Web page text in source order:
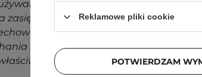
produktu.
zasięgiem dzieci.
w temperaturze pokojowej, w
temperatur podczas transportu
produktu.
Reklamowe pliki cookie
POTWIERDZAM